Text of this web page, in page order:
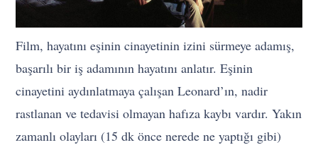
Film, hayatını eşinin cinayetinin izini sürmeye adamış,
başarılı bir iş adamının hayatını anlatır. Eşinin
cinayetini aydınlatmaya çalışan Leonard’ın, nadir
rastlanan ve tedavisi olmayan hafıza kaybı vardır. Yakın
zamanlı olayları (15 dk önce nerede ne yaptığı gibi)